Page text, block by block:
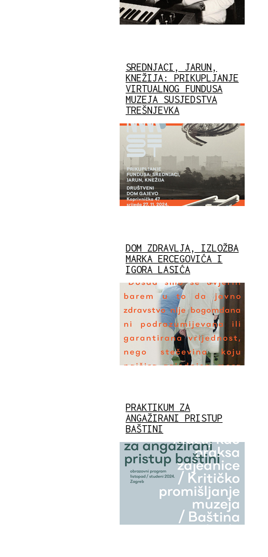
SREDNJACI, JARUN,
KNEŽIJA: PRIKUPLJANJE
VIRTUALNOG FUNDUSA
MUZEJA SUSJEDSTVA
TREŠNJEVKA
DOM ZDRAVLJA, IZLOŽBA
MARKA ERCEGOVIĆA I
IGORA LASIĆA
PRAKTIKUM ZA
ANGAŽIRANI PRISTUP
BAŠTINI